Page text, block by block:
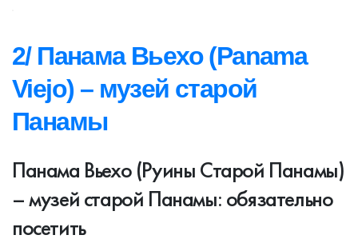
2/ Панама Вьехо (Panama
Viejo) – музей старой
Панамы
Панама Вьехо (Руины Старой Панамы)
– музей старой Панамы: обязательно
посетить